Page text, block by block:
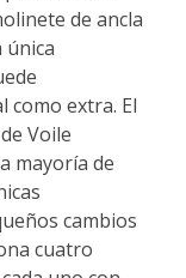
de ancla
única
extra. El
Voile
mayoría de
cambios
cuatro